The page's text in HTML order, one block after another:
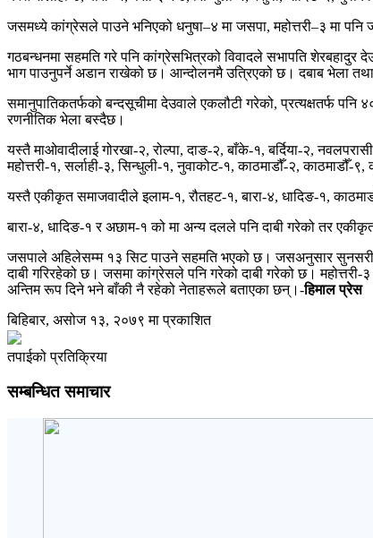
जसमध्ये कांग्रेसले पाउने भनिएको धनुषा–४ मा जसपा, महोत्तरी–३ मा
गठबन्धनमा सहमति गरे पनि कांग्रेसभित्रको विवादले सभापति
भाग पाउनुपर्ने अडान राखेको छ। आन्दोलनमै उत्रिएको छ। दबाब भेला तथा
समानुपातिकतर्फको बन्दसूचीमा देउवाले एकलौटी गरेको, प्रत्यक्षतर्फ
रणनीतिक भेला बस्दैछ।
यस्तै माओवादीलाई गोरखा-२, रोल्पा, दाङ-२, बाँके-१, बर्दिया-२,
महोत्तरी-१, सर्लाही-३, सिन्धुली-१, नुवाकोट-१, काठमाडौँ-२,
यस्तै एकीकृत समाजवादीले इलाम-१, रौतहट-१, बारा-४, धादिङ-१,
बारा-४, धादिङ-१ र अछाम-१ को मा अन्य दलले पनि दाबी गरेको तर
जसपाले अहिलेसम्म १३ सिट पाउने सहमति भएको छ। जसअनुसार सुनसरी-१,
दाबी गरिरहेको छ। जसमा कांग्रेसले पनि गरेको दाबी गरेको छ।
अन्तिम रूप दिने भने बाँकी नै रहेको नेताहरूले बताएका छन्।-हिमाल प्रेस
बिहिबार, असोज १३, २०७९ मा प्रकाशित
तपाईको प्रतिक्रिया
सम्बन्धित समाचार